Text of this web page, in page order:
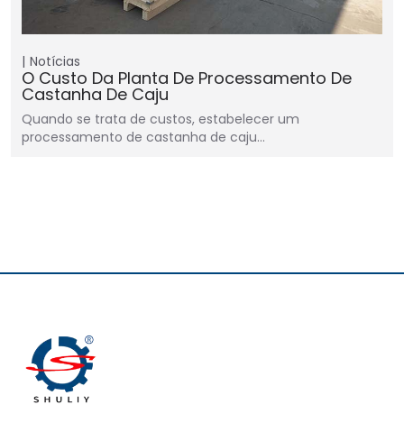
Notícias
O Custo Da Planta De Processamento De
Castanha De Caju
Quando se trata de custos, estabelecer um
processamento de castanha de caju…